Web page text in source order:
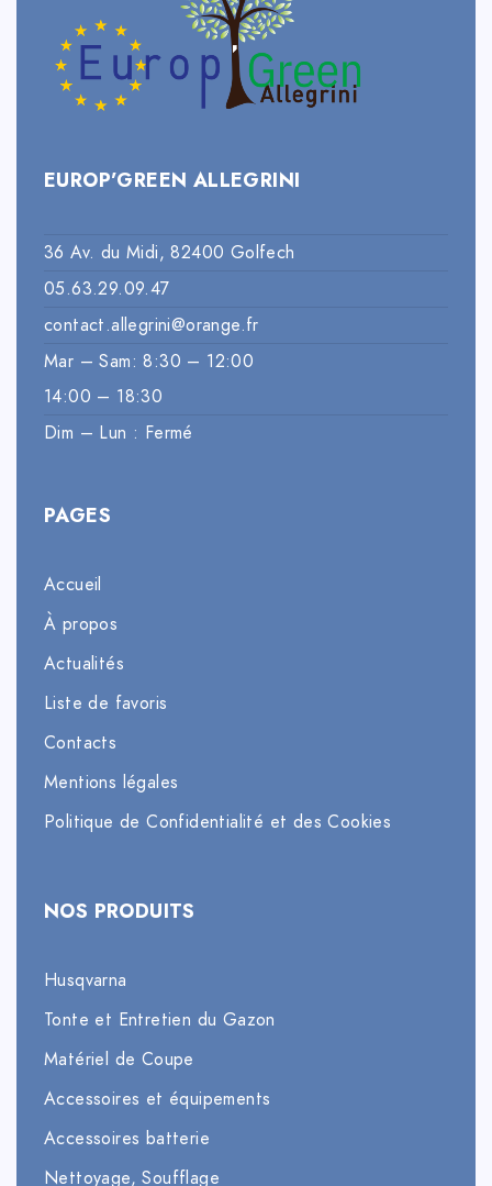
EUROP’GREEN ALLEGRINI
36 Av. du Midi, 82400 Golfech
05.63.29.09.47
contact.allegrini@orange.fr
Mar – Sam: 8:30 – 12:00
14:00 – 18:30
Dim – Lun : Fermé
PAGES
Accueil
À propos
Actualités
Liste de favoris
Contacts
Mentions légales
Politique de Confidentialité et des Cookies
NOS PRODUITS
Husqvarna
Tonte et Entretien du Gazon
Matériel de Coupe
Accessoires et équipements
Accessoires batterie
Nettoyage, Soufflage